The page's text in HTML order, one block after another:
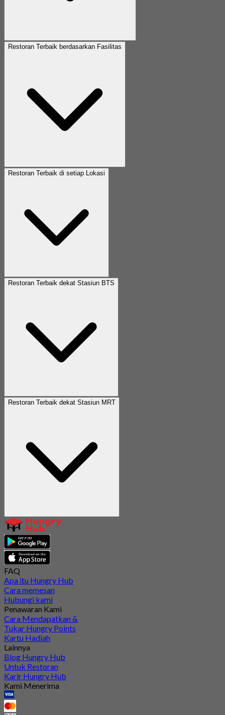
Restoran Terbaik berdasarkan Fasilitas
Restoran Terbaik di setiap Lokasi
Restoran Terbaik dekat Stasiun BTS
Restoran Terbaik dekat Stasiun MRT
FAQ
Apa itu Hungry Hub
Cara memesan
Hubungi kami
Penawaran Kami
Cara Mendapatkan &
Tukar Hungry Points
Kartu Hadiah
Lainnya
Blog Hungry Hub
Untuk Restoran
Karir Hungry Hub
Kami Menerima